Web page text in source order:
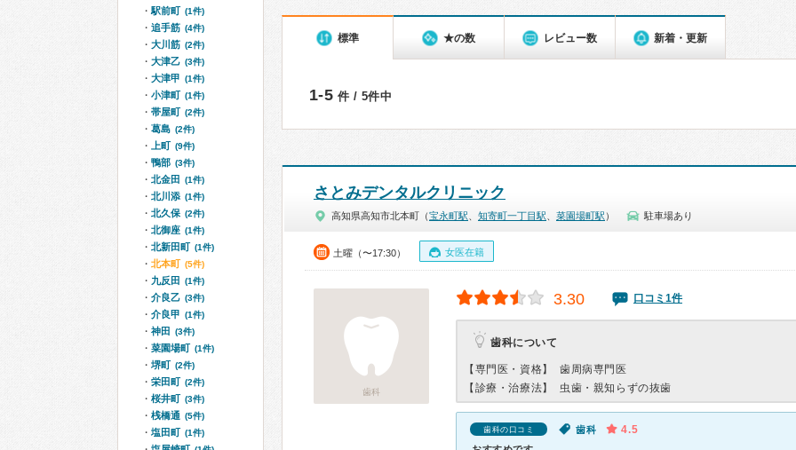
標準 ★の数 レビュー数 新着・更新
1-5 件 / 5件中
さとみデンタルクリニック
高知県高知市北本町（宝永町駅 知寄町一丁目駅 菜園場町駅 ） 駐車場あり
土曜（〜17:30） 女医在籍
歯科
3.30 口コミ1件
歯科について
【専門医・資格】
歯周病専門医
【診療・治療法】
虫歯・親知らずの抜歯
歯科の口コミ 歯科 4.5
駅前町 (1件)
追手筋 (4件)
大川筋 (2件)
大津乙 (3件)
大津甲 (1件)
小津町 (1件)
帯屋町 (2件)
葛島 (2件)
上町 (9件)
鴨部 (3件)
北金田 (1件)
北川添 (1件)
北久保 (2件)
北御座 (1件)
北新田町 (1件)
北本町 (5件)
九反田 (1件)
介良乙 (3件)
介良甲 (1件)
神田 (3件)
菜園場町 (1件)
堺町 (2件)
栄田町 (2件)
桜井町 (3件)
桟橋通 (5件)
塩田町 (1件)